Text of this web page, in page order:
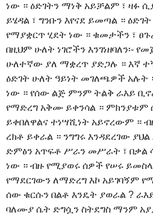
ነው ። ዕድገትን ማነቅ አይቻልም ፣ ዛፉ
ይሄዳል ፣ ግንቡን እየናደ ይመጣል ።
የማያቋርጥ ሂደት ነው ። ቁመታችን ፣
በዚህም ሁለት ነገሮችን እንገነዘባለን፡-
ሁለተኛው ያለ ማቋረጥ ያድጋሉ ። እኛ
ዕድገት ሁለት ዓይነት መገለጫዎች አሉት
ነው ። የሰው ልጅ ምንም ትልቅ ራእይ
የማድረግ አቅሙ ይቀንሳል ። ምክንያቱም
ይቀበለዋልና ተነሣሺነት አይኖረውም ።
ረክቶ ይቀራል ። ንግግሩ እንዳደረገው
ድምፅን አጥፍቶ ሥራን መሥራት ፣ በቃል
ነው ። ብዙ የሚያወሩ ሰዎች የሠሩ
የማደርገውን ለማድረግ እኮ አይገባኝም
ሰው ቁርሱን በልቶ እንዴት ያወራል ?
ባለሙያ ሴት ድግሷን ስትደግስ ማንም